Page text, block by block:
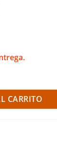
TiD 98-02
CARRITO